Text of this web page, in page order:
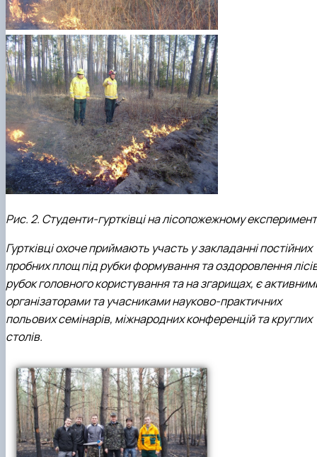
Рис. 2. Студенти-гуртківці на лісопожежному
Гуртківці охоче приймають участь у закладанні постійних
пробних площ під рубки формування та оздоровлення
рубок головного користування та на згарищах, є
організаторами та учасниками науково-практичних
польових семінарів, міжнародних конференцій та круглих
столів.